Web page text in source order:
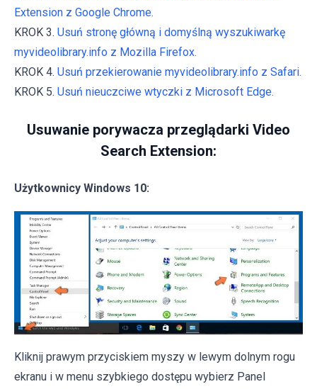
Extension z Google Chrome.
KROK 3. Usuń stronę główną i domyślną wyszukiwarkę
myvideolibrary.info z Mozilla Firefox.
KROK 4. Usuń przekierowanie myvideolibrary.info z Safari.
KROK 5. Usuń nieuczciwe wtyczki z Microsoft Edge.
Usuwanie porywacza przeglądarki Video
Search Extension:
Użytkownicy Windows 10:
Kliknij prawym przyciskiem myszy w lewym dolnym rogu
ekranu i w menu szybkiego dostępu wybierz Panel